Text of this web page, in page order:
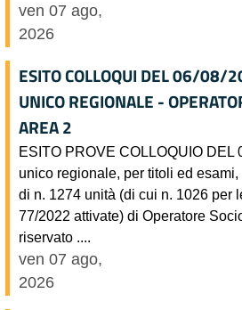
ven 07 ago,
2026
ESITO COLLOQUI DEL 06/08/
UNICO REGIONALE -
AREA 2
ESITO PROVE COLLOQUIO DEL
unico regionale, per titoli ed
di n. 1274 unità (di cui n. 1026 per
77/2022 attivate) di Operatore
riservato ....
ven 07 ago,
2026